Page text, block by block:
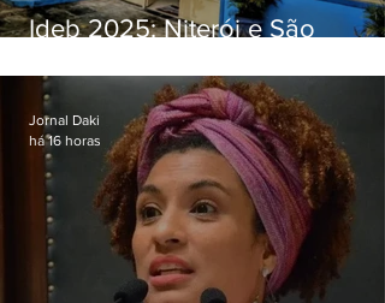
Ideb 2025: Niterói e São
distintos no ensino médio; veja
Jornal Daki
há 16 horas